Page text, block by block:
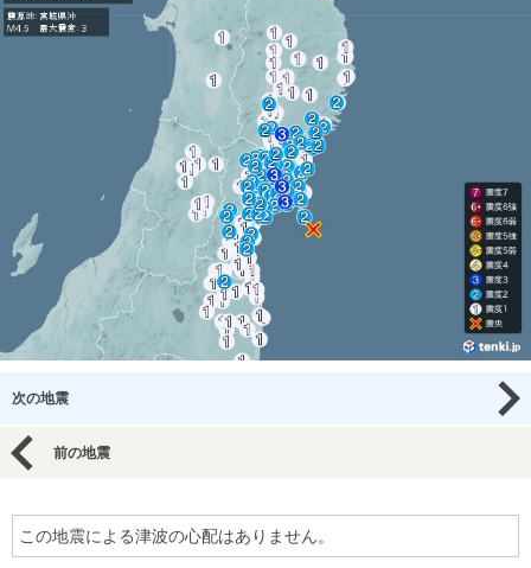
次の地震
前の地震
この地震による津波の心配はありません。